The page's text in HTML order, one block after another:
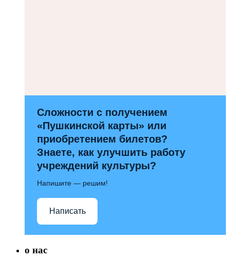
Сложности с получением
«Пушкинской карты» или
приобретением билетов?
Знаете, как улучшить работу
учреждений культуры?
Напишите — решим!
Написать
о нас